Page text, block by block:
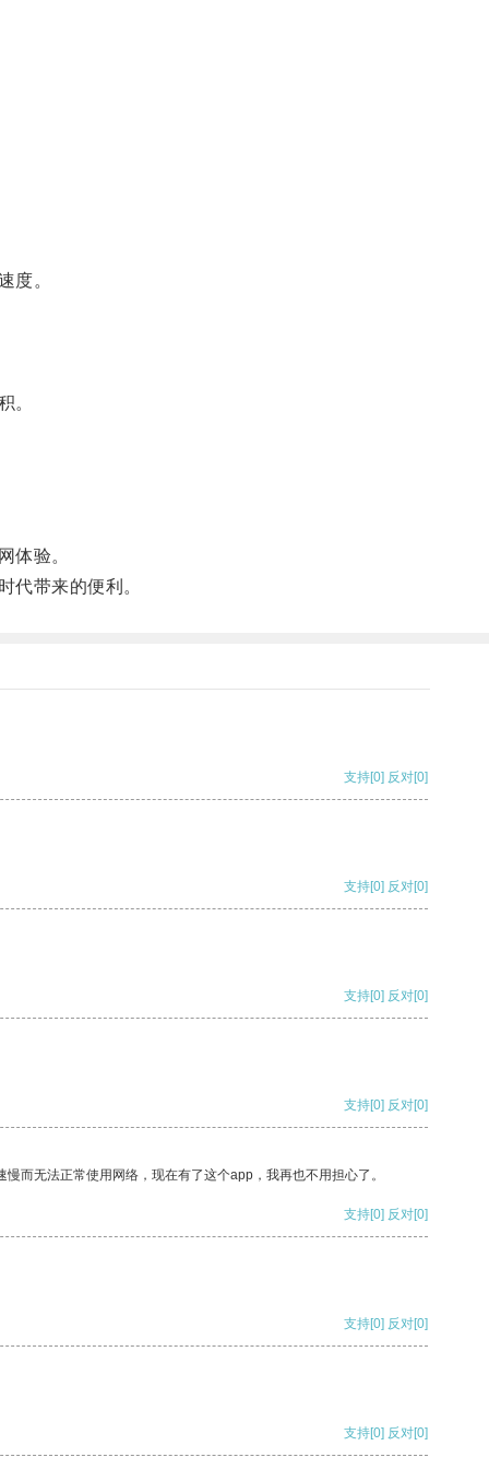
度。
。
体验。
带来的便利。
支持[0] 反对[0]
支持[0] 反对[0]
支持[0] 反对[0]
支持[0] 反对[0]
而无法正常使用网络，现在有了这个app，我再也不用担心了。
支持[0] 反对[0]
支持[0] 反对[0]
支持[0] 反对[0]